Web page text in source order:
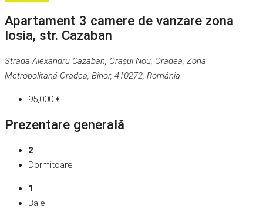
Apartament 3 camere de vanzare zona
Iosia, str. Cazaban
Strada Alexandru Cazaban, Orașul Nou, Oradea, Zona
Metropolitană Oradea, Bihor, 410272, România
95,000 €
Prezentare generală
2
Dormitoare
1
Baie